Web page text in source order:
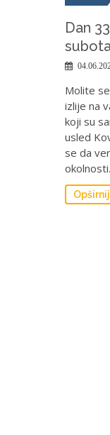
Dan
Molite
izlije na
koji su
usled
se da